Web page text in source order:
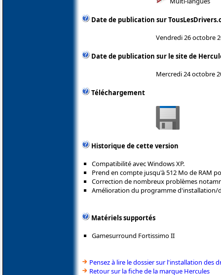
Date de publication sur
Vendredi 26 octobre
Date de publication sur le site de
Mercredi 24 octobre
Téléchargement
Historique de cette version
Compatibilité avec Windows XP.
Prend en compte jusqu'à 512 Mo de RAM
Correction de nombreux problèmes
Amélioration du programme d'installation/
Matériels supportés
Gamesurround Fortissimo II
Pensez à lire le dossier sur l'installation des
Retour sur la fiche de la marque Hercules